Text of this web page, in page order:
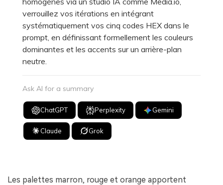
verrouillez vos itérations en intégrant
systématiquement vos cinq codes HEX dans le
prompt, en définissant formellement les couleurs
dominantes et les accents sur un arrière-plan
neutre.
Ask AI for a summary
ChatGPT Perplexity Gemini
Claude Grok
Les palettes marron, rouge et orange apportent